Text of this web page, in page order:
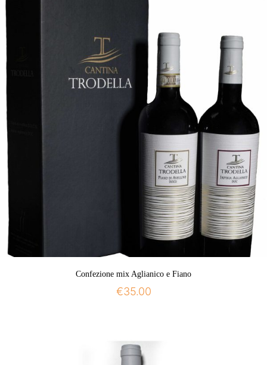
Confezione mix Aglianico e Fiano
€35.00